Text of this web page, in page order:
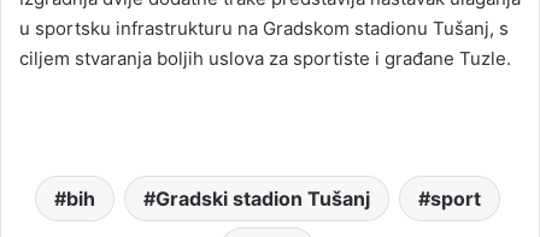
u sportsku infrastrukturu na Gradskom stadionu Tušanj, s
ciljem stvaranja boljih uslova za sportiste i građane Tuzle.
bih Gradski stadion Tušanj sport